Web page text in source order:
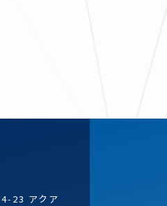
23 アクア